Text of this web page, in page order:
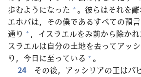
歩むようになった + 。 彼らはそれを離
エホバは，その僕であるすべての預言
通り + ，イスラエルをみ前から除か
スラエルは自分の土地を去ってアッ
り， 今日に至っている + 。
24
その後，アッシリアの王はバ